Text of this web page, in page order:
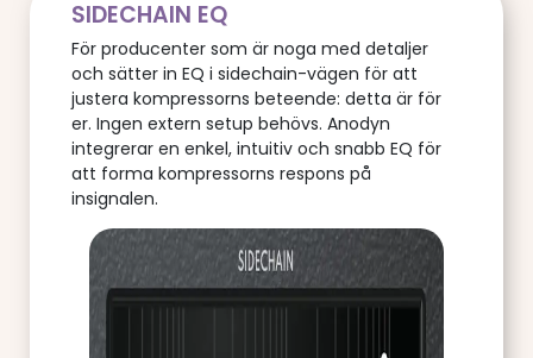
SIDECHAIN EQ
För producenter som är noga med detaljer
och sätter in EQ i sidechain-vägen för att
justera kompressorns beteende: detta är för
er. Ingen extern setup behövs. Anodyn
integrerar en enkel, intuitiv och snabb EQ för
att forma kompressorns respons på
insignalen.